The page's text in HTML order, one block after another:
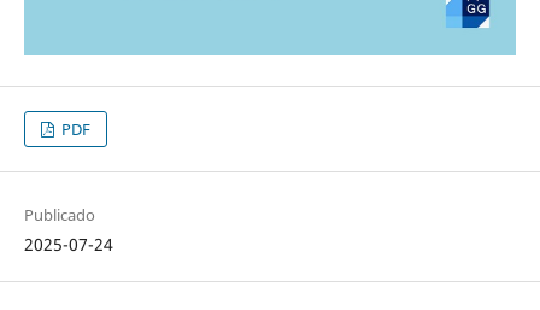
PDF
Publicado
2025-07-24